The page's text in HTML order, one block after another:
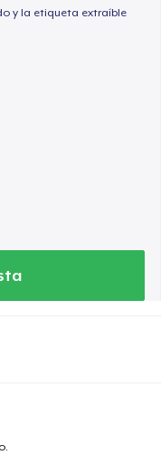
y la etiqueta extraíble